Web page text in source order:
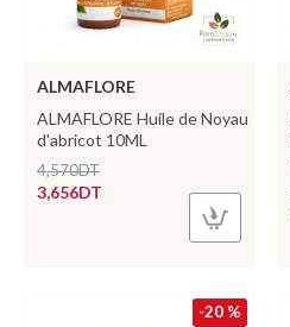
ALMAFLORE
ALMAFLORE Huile de Noyau
d'abricot 10ML
3,656DT
4,570DT
-20 %